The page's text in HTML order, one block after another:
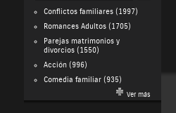
Conflictos familiares(1997)
Romances Adultos(1705)
Parejas matrimonios y
divorcios(1550)
Acción(996)
Comedia familiar(935)
Ver más